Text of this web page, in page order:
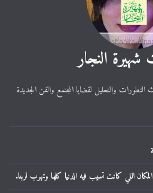
النجار
والتحليل لقضايا المجتمع والفن الجديدة
اللي كانت تسيب فيه الدنيا كلها وتهرب لربنا.